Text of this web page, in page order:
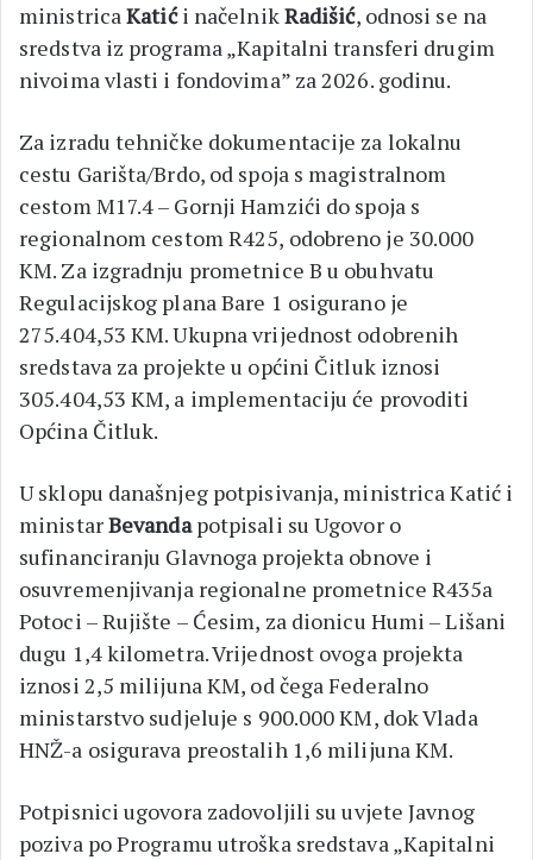
ministricaKatići načelnikRadišić, odnosi se na
sredstva iz programa „Kapitalni transferi drugim
nivoima vlasti i fondovima” za 2026. godinu.
Za izradu tehničke dokumentacije za lokalnu
cestu Garišta/Brdo, od spoja s magistralnom
cestom M17.4 – Gornji Hamzići do spoja s
regionalnom cestom R425, odobreno je 30.000
KM. Za izgradnju prometnice B u obuhvatu
Regulacijskog plana Bare 1 osigurano je
275.404,53 KM. Ukupna vrijednost odobrenih
sredstava za projekte u općini Čitluk iznosi
305.404,53 KM, a implementaciju će provoditi
Općina Čitluk.
U sklopu današnjeg potpisivanja, ministrica Katić i
ministarBevandapotpisali su Ugovor o
sufinanciranju Glavnoga projekta obnove i
osuvremenjivanja regionalne prometnice R435a
Potoci – Rujište – Ćesim, za dionicu Humi – Lišani
dugu 1,4 kilometra. Vrijednost ovoga projekta
iznosi 2,5 milijuna KM, od čega Federalno
ministarstvo sudjeluje s 900.000 KM, dok Vlada
HNŽ-a osigurava preostalih 1,6 milijuna KM.
Potpisnici ugovora zadovoljili su uvjete Javnog
poziva po Programu utroška sredstava „Kapitalni